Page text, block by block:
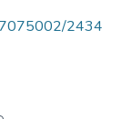
2434